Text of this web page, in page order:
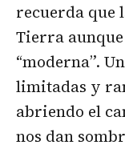
recuerda que
Tierra
“moderna”.
limitadas y
abriendo el
nos dan